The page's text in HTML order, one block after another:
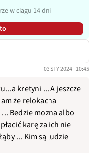
w ciągu 14 dni
03 STY 2024 · 10:45
kretyni ... A jeszcze
że relokacha
Bedzie mozna albo
karę za ich nie
... Kim są ludzie